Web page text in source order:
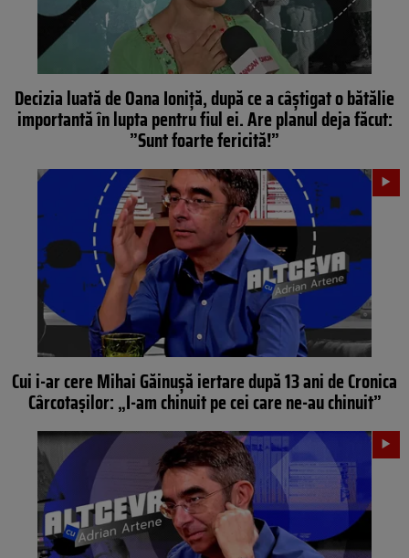
Decizia luată de Oana Ioniţă, după ce a câștigat o bătălie
importantă în lupta pentru fiul ei. Are planul deja făcut:
”Sunt foarte fericită!”
Cui i-ar cere Mihai Găinușă iertare după 13 ani de Cronica
Cârcotașilor: „I-am chinuit pe cei care ne-au chinuit”